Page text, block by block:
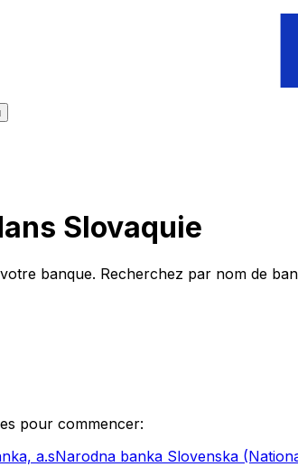
Slovaquie
banque. Recherchez par nom de
pour commencer:
a.sNarodna banka Slovenska